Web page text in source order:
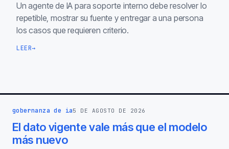
Un agente de IA para soporte interno debe resolver lo
repetible, mostrar su fuente y entregar a una persona
los casos que requieren criterio.
LEER→
gobernanza de ia5 DE AGOSTO DE 2026
El dato vigente vale más que el modelo
más nuevo